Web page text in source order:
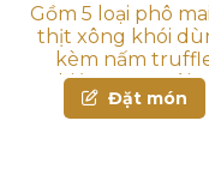
Gồm 5 loại phô
thịt xông khói
kèm nấm
nghiền, mứt xoài,
bắp ngâm chua, ô-
Đặt món